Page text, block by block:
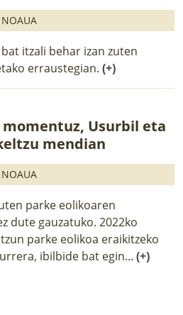
NOAUA
itzali behar izan zuten
erraustegian. (+)
Usurbil eta
mendian
NOAUA
parke eolikoaren
dute gauzatuko. 2022ko
parke eolikoa eraikitzeko
ibilbide bat egin... (+)